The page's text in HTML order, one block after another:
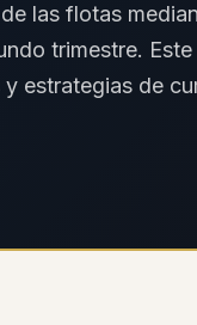
las flotas
trimestre.
estrategias de